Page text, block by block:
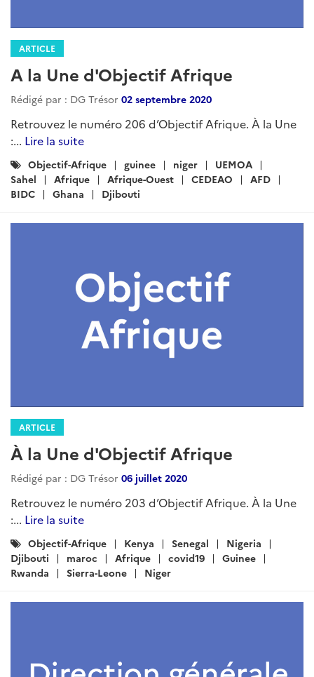
ARTICLE
A la Une d'Objectif Afrique
Rédigé par : DG Trésor 02 septembre 2020
Retrouvez le numéro 206 d’Objectif Afrique. À la Une
:... Lire la suite
Catégories
:
Objectif-Afrique guinee niger
UEMOA
Sahel
Afrique Afrique-Ouest CEDEAO
AFD
BIDC
Ghana Djibouti
ARTICLE
À la Une d'Objectif Afrique
Rédigé par : DG Trésor 06 juillet 2020
Retrouvez le numéro 203 d’Objectif Afrique. À la Une
:... Lire la suite
Catégories
:
Objectif-Afrique Kenya Senegal
Nigeria
Djibouti
maroc Afrique covid19
Guinee
Rwanda
Sierra-Leone Niger